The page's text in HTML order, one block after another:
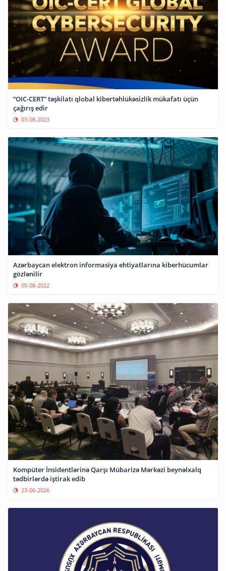
“OIC-CERT” təşkilatı qlobal kibertəhlükəsizlik mükafatı üçün
çağırış edir
03-08-2023
Azərbaycan elektron informasiya ehtiyatlarına kiberhücumlar
gözlənilir
05-08-2022
Kompüter İnsidentlərinə Qarşı Mübarizə Mərkəzi beynəlxalq
tədbirlərdə iştirak edib
23-06-2026